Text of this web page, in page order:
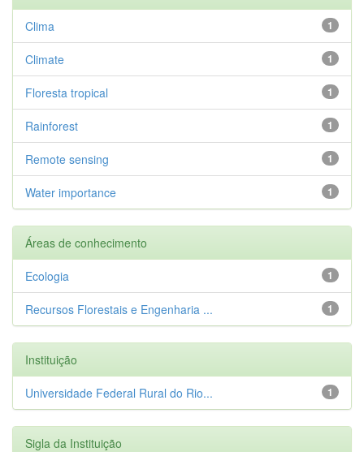
1
Clima
1
Climate
1
Floresta tropical
1
Rainforest
1
Remote sensing
1
Water importance
Áreas de conhecimento
1
Ecologia
1
Recursos Florestais e Engenharia ...
Instituição
1
Universidade Federal Rural do Rio...
Sigla da Instituição